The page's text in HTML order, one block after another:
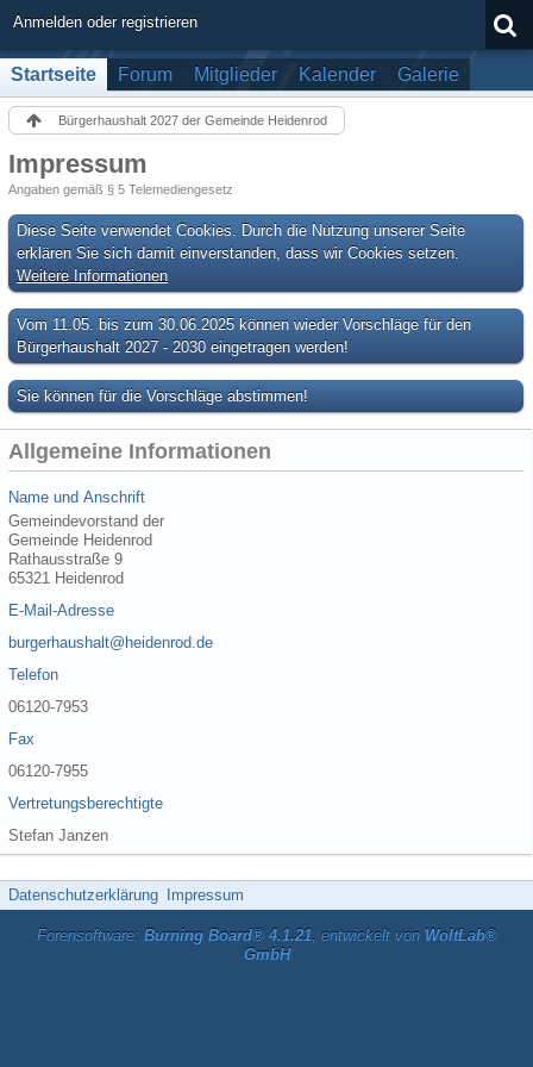
Anmelden oder registrieren
Startseite Forum Mitglieder Kalender Galerie
Bürgerhaushalt 2027 der Gemeinde Heidenrod
Impressum
Angaben gemäß § 5 Telemediengesetz
Diese Seite verwendet Cookies. Durch die Nutzung unserer Seite
erklären Sie sich damit einverstanden, dass wir Cookies setzen.
Weitere Informationen
Vom 11.05. bis zum 30.06.2025 können wieder Vorschläge für den
Bürgerhaushalt 2027 - 2030 eingetragen werden!
Sie können für die Vorschläge abstimmen!
Allgemeine Informationen
Name und Anschrift
Gemeindevorstand der
Gemeinde Heidenrod
Rathausstraße 9
65321 Heidenrod
E-Mail-Adresse
burgerhaushalt@heidenrod.de
Telefon
06120-7953
Fax
06120-7955
Vertretungsberechtigte
Stefan Janzen
Datenschutzerklärung Impressum
Forensoftware: Burning Board® 4.1.21, entwickelt von WoltLab®
GmbH